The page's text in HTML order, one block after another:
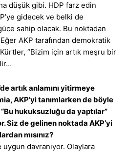
düşük gibi. HDP farz edin
gidecek ve belki de
sahip olacak. Bu noktadan
AKP tarafından demokratik
“Bizim için artık meşru bir
artık anlamını yitirmeye
AKP’yi tanımlarken de böyle
“Bu hukuksuzluğu da yaptılar”
Siz de gelinen noktada AKP’yi
mısınız?
davranıyor. Olaylara